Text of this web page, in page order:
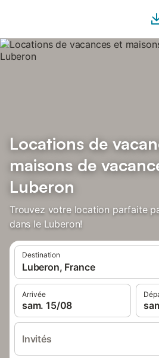
Locations de
maisons de
Luberon
Trouvez votre location parfaite
dans le Luberon!
Destination
Luberon, France
Arrivée
sam. 15/08
Invités